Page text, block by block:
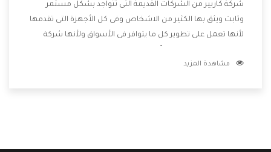
شركة كاريير من الشركات القديمة التى تتواجد بشكل مستمر
وثابت ويثق بها الكثير من الاشخاص وفى كل الأجهزة التى تقدمها
لأنها تعمل على تطوير كل ما يتوافر فى الأسواق ولأنها شركة
وتقدم للعملاء أقوى العروض والخصومات التى تسهل على
مشاهدة المزيد